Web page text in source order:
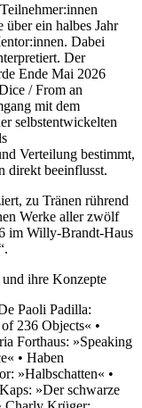
ein halbes Jahr
Dabei
Der
Ende Mai 2026
/ From an
mit dem
selbstentwickelten
Verteilung bestimmt,
direkt beeinflusst.
zu Tränen rührend
Werke aller zwölf
im Willy-Brandt-Haus
ihre Konzepte
Paoli Padilla:
236 Objects« •
Forthaus: »Speaking
• Haben
»Halbschatten« •
»Der schwarze